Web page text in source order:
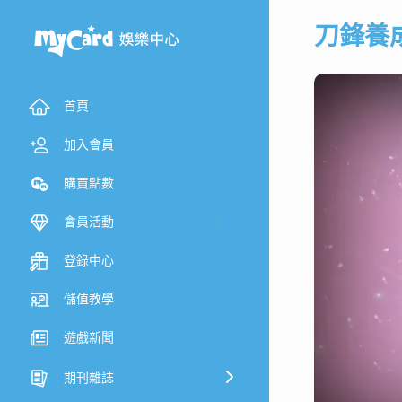
首頁
加入會員
購買點數
會員活動
登錄中心
儲值教學
遊戲新聞
期刊雜誌
刀鋒養